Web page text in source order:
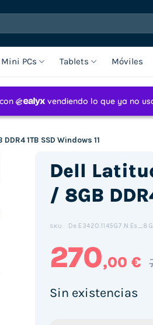
Mini PCs Tablets Móviles
1TB SSD Windows 11
contenido (Translation error)
Dell
/ 8GB
SKU:
270,00 €
Sin existencias